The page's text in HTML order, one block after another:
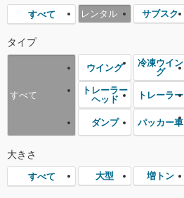
すべて レンタル サブスク
タイプ
すべて
ウイング
冷凍ウイン
グ
トレーラー
ヘッド
トレーラー
ダンプ パッカー車
大きさ
すべて 大型 増トン